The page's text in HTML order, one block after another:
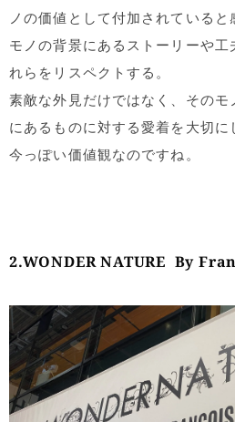
ノの価値として付加されていると
モノの背景にあるストーリーや工
れらをリスペクトする。
素敵な外見だけではなく、そのモ
にあるものに対する愛着を大切に
今っぽい価値観なのですね。
2.WONDER NATURE By